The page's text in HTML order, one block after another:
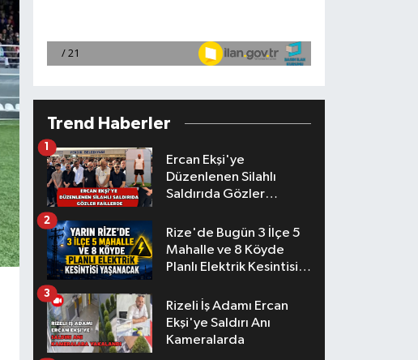
Trend Haberler
Ercan Ekşi'ye
Düzenlenen Silahlı
Saldırıda Gözler
1
Rize'de Bugün 3 İlçe 5
Mahalle ve 8 Köyde
Planlı Elektrik Kesintisi
2
Rizeli İş Adamı Ercan
Ekşi'ye Saldırı Anı
Kameralarda
3